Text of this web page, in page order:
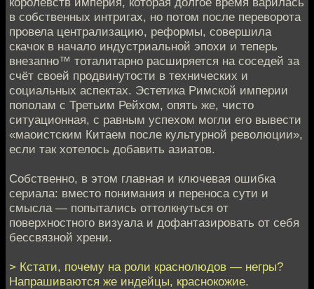
в собственных интригах, но потом после переворота
провела централизацию, реформы, совершила
скачок в начало индустриальной эпохи и теперь
внезапно™ тоталитарно расширяется на соседей за
счёт своей продвинутости в технических и
социальных аспектах. Эстетика Римской империи
пополам с Третьим Рейхом, опять же, чисто
ситуационная, с равным успехом могли его вывести
«маоистским Китаем после культурной революции»,
если так хотелось добавить азиатов.
Собственно, в этом главная и ключевая ошибка
сериала: вместо понимания и переноса сути и
смысла — попытались оттолкнуться от
поверхностного визуала и дофантазировать от себя
бессвязной хрени.
> Кстати, почему на роли краснолюдов — негры?
Напрашиваются же индейцы, краснокожие.